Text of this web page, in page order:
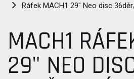
Ráfek MACH1 29" Neo disc
MACH1
29" NEO